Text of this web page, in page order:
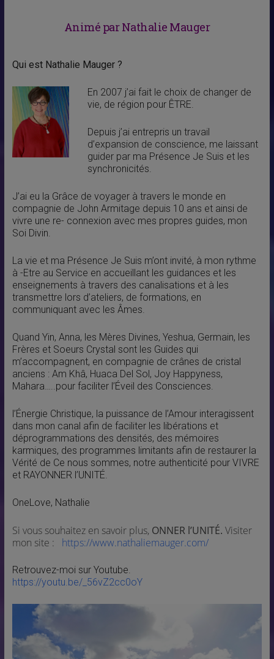
Animé par Nathalie Mauger
Qui est Nathalie Mauger ?
En 2007 j’ai fait le choix de changer de
vie, de région pour ÊTRE.
Depuis j’ai entrepris un travail
d’expansion de conscience, me laissant
guider par ma Présence Je Suis et les
synchronicités.
J’ai eu la Grâce de voyager à travers le monde en
compagnie de John Armitage depuis 10 ans et ainsi de
vivre une re- connexion avec mes propres guides, mon
Soi Divin.
La vie et ma Présence Je Suis m’ont invité, à mon rythme
à -Etre au Service en accueillant les guidances et les
enseignements à travers des canalisations et à les
transmettre lors d’ateliers, de formations, en
communiquant avec les Âmes.
Quand Yin, Anna, les Mères Divines, Yeshua, Germain, les
Frères et Soeurs Crystal sont les Guides qui
m’accompagnent, en compagnie de crânes de cristal
anciens : Am Khâ, Huaca Del Sol, Joy Happyness,
Mahara…..pour faciliter l’Éveil des Consciences.
l’Énergie Christique, la puissance de l’Amour interagissent
dans mon canal afin de faciliter les libérations et
déprogrammations des densités, des mémoires
karmiques, des programmes limitants afin de restaurer la
Vérité de Ce nous sommes, notre authenticité pour VIVRE
et RAYONNER l’UNITÉ.
OneLove, Nathalie
Si vous souhaitez en savoir plus, ONNER l’UNITÉ. Visiter
mon site : https://www.nathaliemauger.com/
Retrouvez-moi sur Youtube.
https://youtu.be/_56vZ2cc0oY